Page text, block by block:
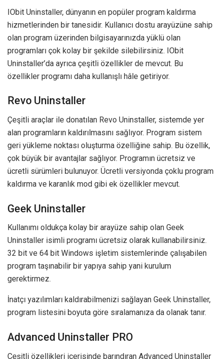
IObit Uninstaller, dünyanın en popüler program kaldırma
hizmetlerinden bir tanesidir. Kullanıcı dostu arayüzüne sahip
olan program üzerinden bilgisayarınızda yüklü olan
programları çok kolay bir şekilde silebilirsiniz. IObit
Uninstaller’da ayrıca çeşitli özellikler de mevcut. Bu
özellikler programı daha kullanışlı hâle getiriyor.
Revo Uninstaller
Çeşitli araçlar ile donatılan Revo Uninstaller, sistemde yer
alan programların kaldırılmasını sağlıyor. Program sistem
geri yükleme noktası oluşturma özelliğine sahip. Bu özellik,
çok büyük bir avantajlar sağlıyor. Programın ücretsiz ve
ücretli sürümleri bulunuyor. Ücretli versiyonda çoklu program
kaldırma ve karanlık mod gibi ek özellikler mevcut.
Geek Uninstaller
Kullanımı oldukça kolay bir arayüze sahip olan Geek
Uninstaller isimli programı ücretsiz olarak kullanabilirsiniz.
32 bit ve 64 bit Windows işletim sistemlerinde çalışabilen
program taşınabilir bir yapıya sahip yani kurulum
gerektirmez.
İnatçı yazılımları kaldırabilmenizi sağlayan Geek Uninstaller,
program listesini boyuta göre sıralamanıza da olanak tanır.
Advanced Uninstaller PRO
Çeşitli özellikleri içerisinde barındıran Advanced Uninstaller